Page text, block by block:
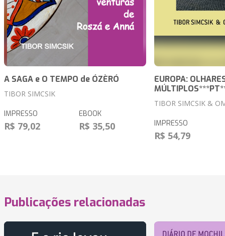
A SAGA e O TEMPO de ÓZÈRÓ
TIBOR SIMCSIK
IMPRESSO
R$ 79,02
EBOOK
R$ 35,50
EUROPA:
TIBOR SIMCSIK &
IMPRESSO
R$ 54,79
Publicações relacionadas